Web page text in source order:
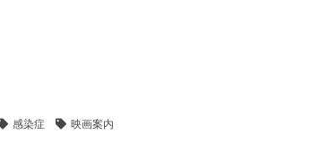
感染症 映画案内